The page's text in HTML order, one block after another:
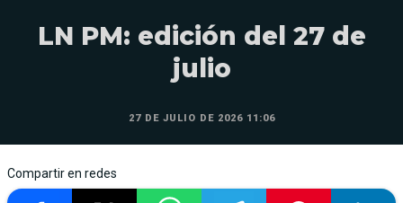
LN PM: edición del 27 de
julio
27 DE JULIO DE 2026 11:06
Compartir en redes